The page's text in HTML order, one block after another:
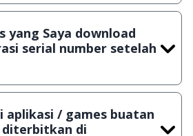
scanning dengan 3 jenis
sehingga bisa dijamin 100%
yang Saya download
serial number setelah
gratis, namun ada beberapa
jangka waktu tertentu dan jika
aplikasi / games buatan
diterbitkan di